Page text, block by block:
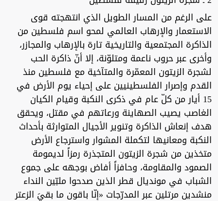
على الرغم من المسار الطويل الذي انتهجته قوى
الاستعمار والإرهاب العالمي لمحو اسم فلسطين من
الذاكرة المجتمعية والتاريخية تارة بالإرهاب والمجازر،
وأخرى عبر حروب ناعمة ومتلوّنة، إلا أنّ ذاكرة الحب
لشجرة الزيتون المعمّرة والمتآخية مع فلسطين منذ
القدم وإصرار الفلسطينيين على إحياء يوم الأرض في
15 أيار من كلّ عام في ذكرى النكبة وقيام الكيان
الغاصب يصيب الصهاينة ورعاتهم في مقتل، ويحقق
هدف إنعاش الذاكرة وتنوير الأجيال المتوارثة بأحداث
النكبة ومعانيها لتكملة المشوار واسترجاع الأرض
متخذين من شجرة الزيتون المتجذرة رمزاً لديمومة
الصمود والمقاومة، وحافزاً أفاض بوجهه على جموع
الشباب في مونديال قطر الذين صدحوا ملبّين النداء
منشدين مرتلين عبر المدرّجات «إنّا باقون ما بقيَ الزعتر